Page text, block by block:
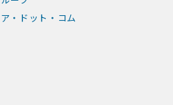
・ドット・コム